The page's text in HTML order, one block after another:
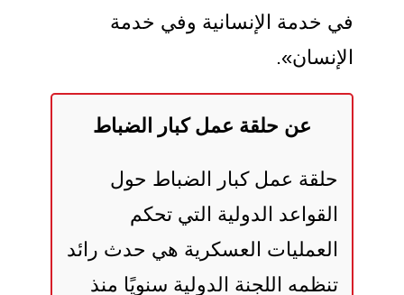
في خدمة الإنسانية وفي خدمة
الإنسان».
عن حلقة عمل كبار الضباط
حلقة عمل كبار الضباط حول
القواعد الدولية التي تحكم
العمليات العسكرية هي حدث رائد
تنظمه اللجنة الدولية سنويًا منذ